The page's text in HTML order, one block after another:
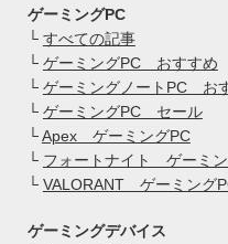
ゲーミングPC
└ すべての記事
└ ゲーミングPC おすすめ
└ ゲーミングノートPC お
└ ゲーミングPC セール
└Apex ゲーミングPC
└ フォートナイト ゲーミ
└ VALORANT ゲーミング
ゲーミングデバイス